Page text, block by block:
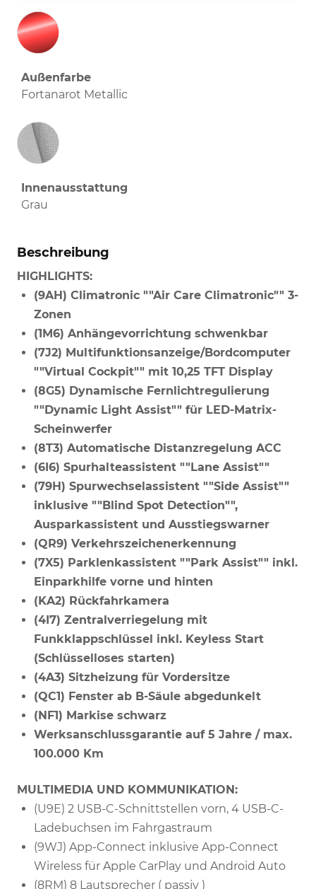
Außenfarbe
Fortanarot Metallic
Innenausstattung
Innenausstattung
Grau
Beschreibung
HIGHLIGHTS:
(9AH) Climatronic ""Air Care Climatronic"" 3-
Zonen
(1M6) Anhängevorrichtung schwenkbar
(7J2) Multifunktionsanzeige/Bordcomputer
""Virtual Cockpit"" mit 10,25 TFT Display
(8G5) Dynamische Fernlichtregulierung
""Dynamic Light Assist"" für LED-Matrix-
Scheinwerfer
(8T3) Automatische Distanzregelung ACC
(6I6) Spurhalteassistent ""Lane Assist""
(79H) Spurwechselassistent ""Side Assist""
inklusive ""Blind Spot Detection"",
Ausparkassistent und Ausstiegswarner
(QR9) Verkehrszeichenerkennung
(7X5) Parklenkassistent ""Park Assist"" inkl.
Einparkhilfe vorne und hinten
(KA2) Rückfahrkamera
(4I7) Zentralverriegelung mit
Funkklappschlüssel inkl. Keyless Start
(Schlüsselloses starten)
(4A3) Sitzheizung für Vordersitze
(QC1) Fenster ab B-Säule abgedunkelt
(NF1) Markise schwarz
Werksanschlussgarantie auf 5 Jahre / max.
100.000 Km
MULTIMEDIA UND KOMMUNIKATION:
(U9E) 2 USB-C-Schnittstellen vorn, 4 USB-C-
Ladebuchsen im Fahrgastraum
(9WJ) App-Connect inklusive App-Connect
Wireless für Apple CarPlay und Android Auto
(8RM) 8 Lautsprecher ( passiv )